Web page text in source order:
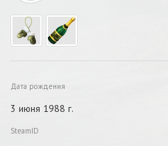
Дата рождения
3 июня 1988 г.
SteamID